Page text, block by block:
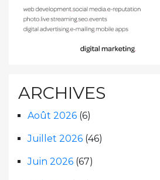
ARCHIVES
Août 2026 (6)
Juillet 2026 (46)
Juin 2026 (67)